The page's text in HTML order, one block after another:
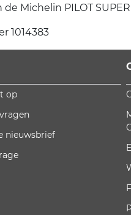
de Michelin PILOT
1014383
op
nieuwsbrief